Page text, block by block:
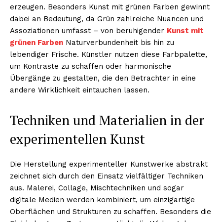
erzeugen. Besonders Kunst mit grünen Farben gewinnt
dabei an Bedeutung, da Grün zahlreiche Nuancen und
Assoziationen umfasst – von beruhigender Kunst mit
grünen Farben Naturverbundenheit bis hin zu
lebendiger Frische. Künstler nutzen diese Farbpalette,
um Kontraste zu schaffen oder harmonische
Übergänge zu gestalten, die den Betrachter in eine
andere Wirklichkeit eintauchen lassen.
Techniken und Materialien in der
experimentellen Kunst
Die Herstellung experimenteller Kunstwerke abstrakt
zeichnet sich durch den Einsatz vielfältiger Techniken
aus. Malerei, Collage, Mischtechniken und sogar
digitale Medien werden kombiniert, um einzigartige
Oberflächen und Strukturen zu schaffen. Besonders die